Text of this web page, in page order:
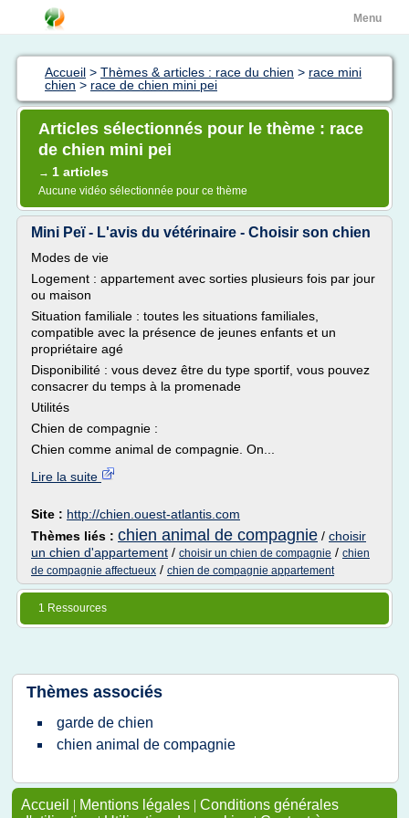
Menu
Accueil > Thèmes & articles : race du chien > race mini
chien > race de chien mini pei
Articles sélectionnés pour le thème : race
de chien mini pei
→ 1 articles
Aucune vidéo sélectionnée pour ce thème
Mini Peï - L'avis du vétérinaire - Choisir son chien
Modes de vie
Logement : appartement avec sorties plusieurs fois par jour
ou maison
Situation familiale : toutes les situations familiales,
compatible avec la présence de jeunes enfants et un
propriétaire agé
Disponibilité : vous devez être du type sportif, vous pouvez
consacrer du temps à la promenade
Utilités
Chien de compagnie :
Chien comme animal de compagnie. On...
Lire la suite
Site : http://chien.ouest-atlantis.com
Thèmes liés : chien animal de compagnie / choisir
un chien d'appartement / choisir un chien de compagnie / chien
de compagnie affectueux / chien de compagnie appartement
1 Ressources
Thèmes associés
garde de chien
chien animal de compagnie
Accueil | Mentions légales | Conditions générales